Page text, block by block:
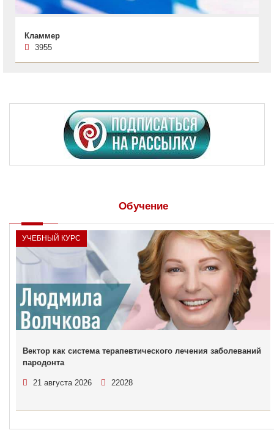
Кламмер
3955
Обучение
УЧЕБНЫЙ КУРС
Вектор как система терапевтического лечения заболеваний
пародонта
21 августа 2026 22028